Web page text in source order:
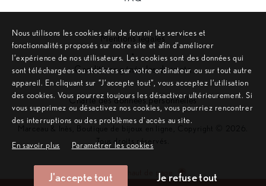
Mentions légales
•
Conditions générales de vente
•
Charte des données personnelles
Marceau & Inès, Boutique de bijoux en ligne, Copyright © 2026.
Tous droits réservés.
Remonter en haut de page
Nous utilisons les cookies afin de fournir les services et
fonctionnalités proposés sur notre site et afin d’améliorer
l’expérience de nos utilisateurs. Les cookies sont des données qui
sont téléchargées ou stockées sur votre ordinateur ou sur tout autre
appareil. En cliquant sur ”J’accepte tout”, vous acceptez l’utilisation
des cookies. Vous pourrez toujours les désactiver ultérieurement. Si
vous supprimez ou désactivez nos cookies, vous pourriez rencontrer
des interruptions ou des problèmes d’accès au site.
En savoir plus Paramétrer les cookies
J'accepte tout Je refuse tout